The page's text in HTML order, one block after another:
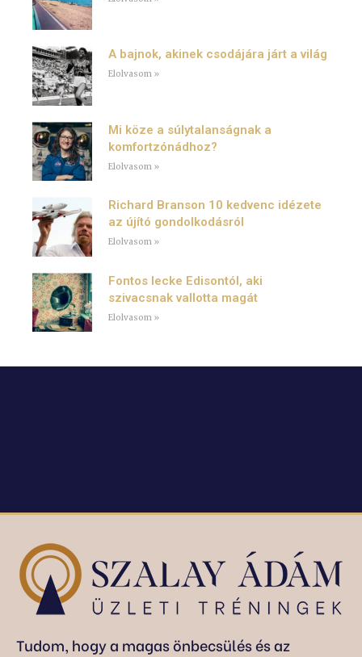
A bajnok, akinek csodájára járt a világ
Elolvasom »
Mi köze a súlytalanságnak a
komfortzónádhoz?
Elolvasom »
Richard Branson 10 kedvenc idézete
az újító gondolkodásról
Elolvasom »
Fontos lecke Edisontól, aki
szivacsnak vallotta magát
Elolvasom »
Tudom, hogy a magas önbecsülés és az